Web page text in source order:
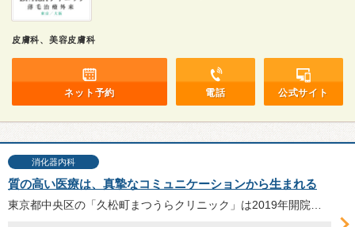
皮膚科、美容皮膚科
ネット予約 電話 公式サイト
消化器内科
質の高い医療は、真摯なコミュニケーションから生まれる